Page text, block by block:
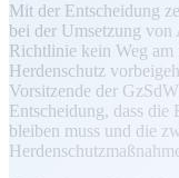
Mit der Entscheidung
bei der Umsetzung
Richtlinie kein Weg am
Herdenschutz
Vorsitzende der
Entscheidung, dass
bleiben muss und die